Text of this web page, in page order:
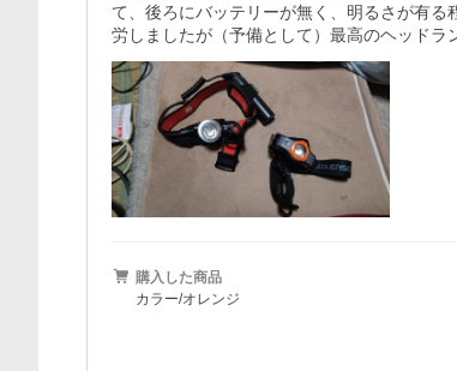
て、後ろにバッテリーが無く、明るさが有
労しましたが（予備として）最高のヘッドラ
購入した商品
カラー/オレンジ